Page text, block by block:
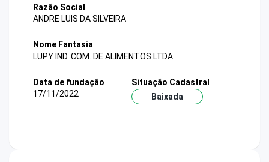
Razão Social
ANDRE LUIS DA SILVEIRA
Nome Fantasia
LUPY IND. COM. DE ALIMENTOS LTDA
Data de fundação
17/11/2022
Situação Cadastral
Baixada